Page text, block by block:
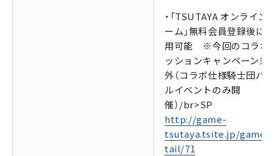
・「TSUTAYA オンライン
ーム」無料会員登録後に
用可能 ※今回のコラボ
ッションキャンペーン対
外（コラボ仕様騎士団バ
ルイベントのみ開
催）/br>SP
http://game-
tsutaya.tsite.jp/game/
tail/71